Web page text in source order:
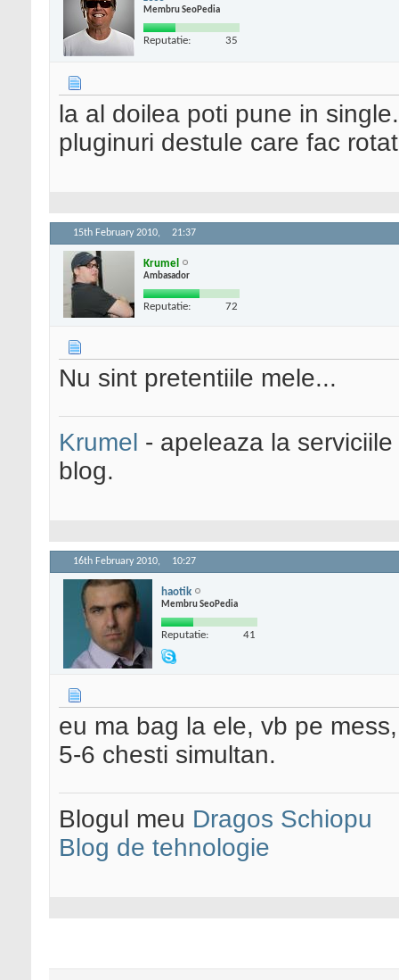
Membru SeoPedia
Reputatie: 35
la al doilea poti pune in
pluginuri destule care fac
15th February 2010, 21:37
Krumel
Ambasador
Reputatie: 72
Nu sint pretentiile mele...
Krumel - apeleaza la
blog.
16th February 2010, 10:27
haotik
Membru SeoPedia
Reputatie: 41
eu ma bag la ele, vb pe
5-6 chesti simultan.
Blogul meu Dragos Schiopu
Blog de tehnologie